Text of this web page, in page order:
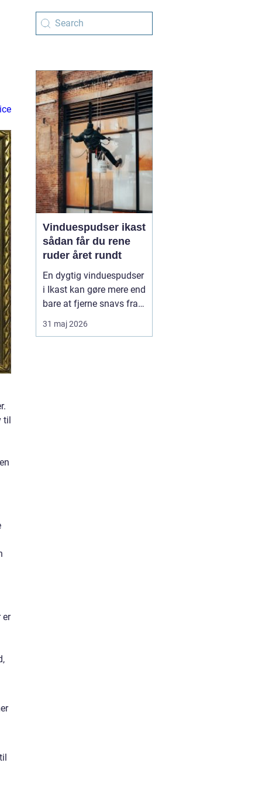
til
er
Vinduespudser ikast
sådan får du rene
ruder året rundt
En dygtig vinduespudser
i Ikast kan gøre mere end
bare at fjerne snavs fra
ruderne. Rene vinduer
giver mere lys, bedre
31 maj 2026